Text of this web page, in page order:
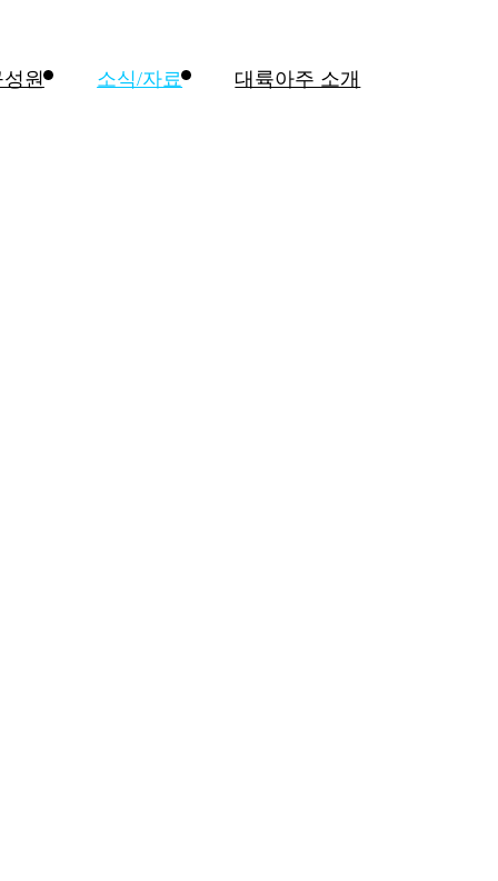
성원 소식/자료 대륙아주 소개